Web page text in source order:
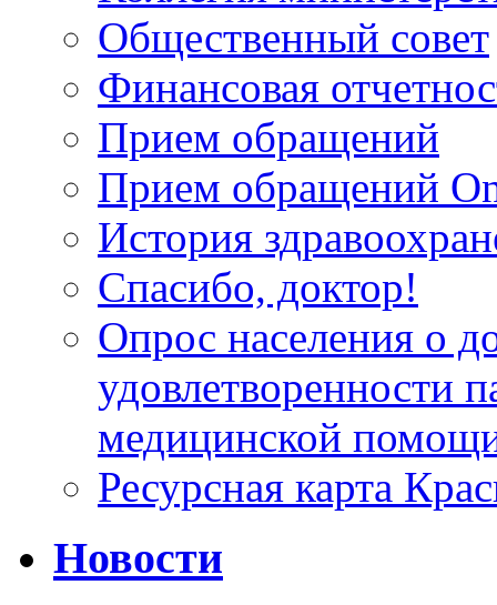
Общественный совет
Финансовая
Прием обращений
Прием обращений
История
Спасибо, доктор!
Опрос населения о
удовлетворенности
медицинской
Ресурсная карта
Новости